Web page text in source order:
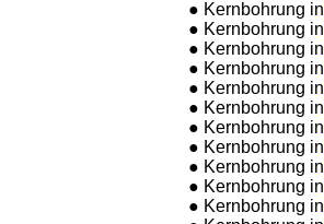
● Kernbohrung in
● Kernbohrung in
● Kernbohrung in
● Kernbohrung in
● Kernbohrung in
● Kernbohrung in
● Kernbohrung in
● Kernbohrung in
● Kernbohrung in
● Kernbohrung in
● Kernbohrung in